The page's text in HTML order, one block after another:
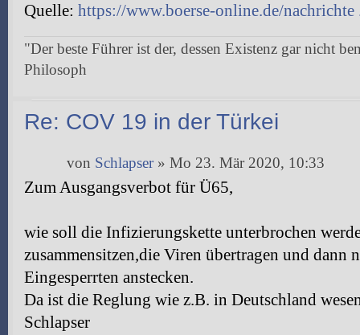
Quelle: https://www.boerse-online.de/
"Der beste Führer ist der, dessen Existenz gar nicht
Philosoph
Re: COV 19 in der Türkei
von Schlapser» Mo 23. Mär 2020, 10:33
Zum Ausgangsverbot für Ü65,
wie soll die Infizierungskette unterbrochen
zusammensitzen,die Viren übertragen und dann
Eingesperrten anstecken.
Da ist die Reglung wie z.B. in Deutschland
Schlapser